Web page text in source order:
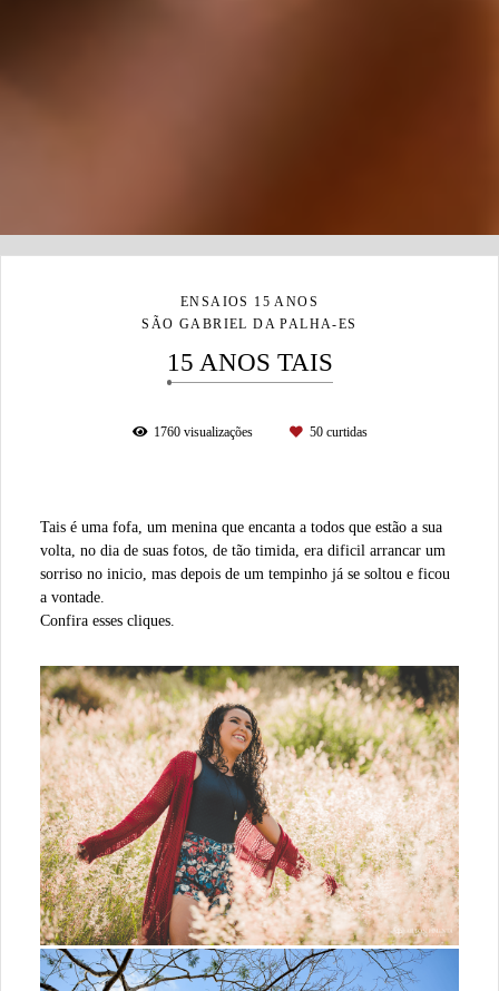
ENSAIOS 15 ANOS
SÃO GABRIEL DA PALHA-ES
15 ANOS TAIS
1760visualizações 50curtidas
Tais é uma fofa, um menina que encanta a todos que estão a sua
volta, no dia de suas fotos, de tão timida, era dificil arrancar um
sorriso no inicio, mas depois de um tempinho já se soltou e ficou
a vontade.
Confira esses cliques.